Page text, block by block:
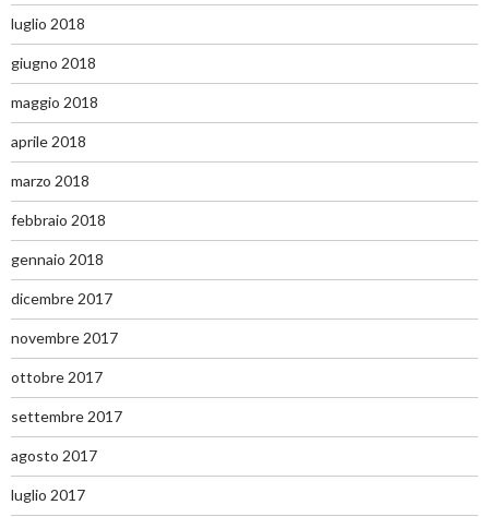
luglio 2018
giugno 2018
maggio 2018
aprile 2018
marzo 2018
febbraio 2018
gennaio 2018
dicembre 2017
novembre 2017
ottobre 2017
settembre 2017
agosto 2017
luglio 2017